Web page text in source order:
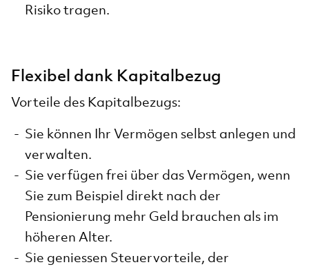
Risiko tragen.
Flexibel dank Kapitalbezug
Vorteile des Kapitalbezugs:
Sie können Ihr Vermögen selbst anlegen und
verwalten.
Sie verfügen frei über das Vermögen, wenn
Sie zum Beispiel direkt nach der
Pensionierung mehr Geld brauchen als im
höheren Alter.
Sie geniessen Steuervorteile, der